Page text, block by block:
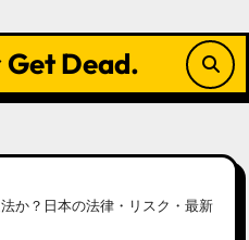
Dead.
か？日本の法律・リスク・最新